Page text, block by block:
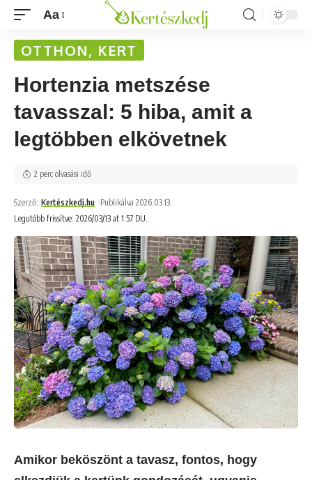
Aa
OTTHON, KERT
Hortenzia metszése
tavasszal: 5 hiba, amit a
legtöbben elkövetnek
Legutóbb frissítve: 2026/03/13 at 1:57 DU.
Szerző: Kertészkedj.hu Publikálva 2026.03.13.
2 perc olvasási idő
Amikor beköszönt a tavasz, fontos, hogy